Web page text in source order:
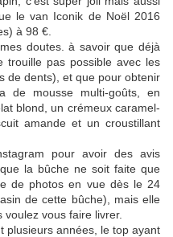
le van Iconik de Noël 2016
à 98 €.
doutes. à savoir que déjà
trouille pas possible avec les
de dents), et que pour obtenir
de mousse multi-goûts, en
blond, un crémeux caramel-
amande et un croustillant
pour avoir des avis
la bûche ne soit faite que
de photos en vue dès le 24
de cette bûche), mais elle
vous faire livrer.
plusieurs années, le top ayant